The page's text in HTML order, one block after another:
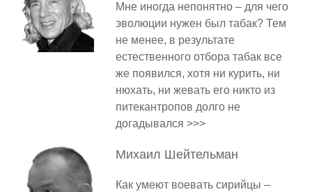
Мне иногда непонятно – для чего
эволюции нужен был табак? Тем
не менее, в результате
естественного отбора табак все
же появился, хотя ни курить, ни
нюхать, ни жевать его никто из
питекантропов долго не
догадывался >>>
Михаил Шейтельман
Как умеют воевать сирийцы –